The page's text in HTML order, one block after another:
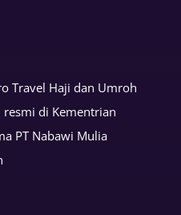
Travel Haji dan Umroh
di Kementrian
PT Nabawi Mulia